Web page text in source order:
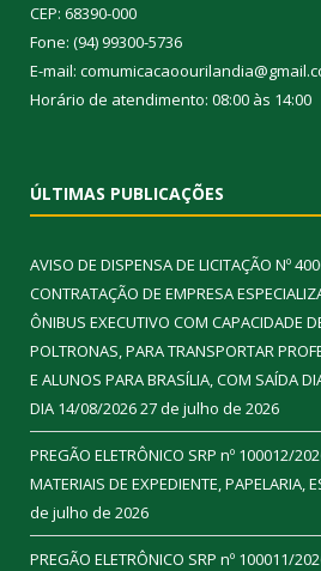
CEP: 68390-000
Fone: (94) 99300-5736
E-mail:
Horário de atendimento: 08:00 às 14:00
ÚLTIMAS PUBLICAÇÕES
AVISO DE DISPENSA DE LICITAÇÃO Nº
CONTRATAÇÃO DE EMPRESA
ÔNIBUS EXECUTIVO COM CAPACIDADE
POLTRONAS, PARA TRANSPORTAR
E ALUNOS PARA BRASÍLIA, COM SAÍDA
DIA 14/08/202627 de julho de 2026
PREGÃO ELETRÔNICO SRP nº 100012/
MATERIAIS DE EXPEDIENTE, PAPELARIA,
de julho de 2026
PREGÃO ELETRÔNICO SRP nº 100011/